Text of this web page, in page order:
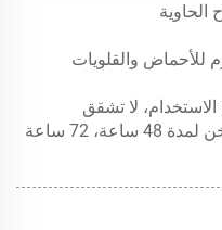
للأحماض والقلويات
لا تشقق
72 ساعة